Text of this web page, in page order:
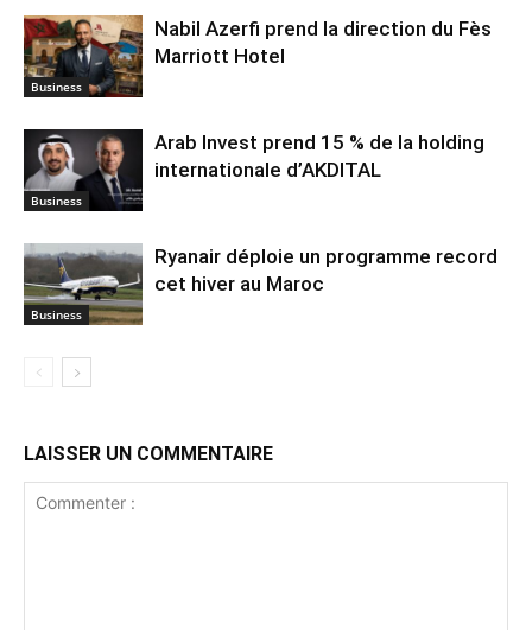
Business
Nabil Azerfi prend la direction du Fès
Marriott Hotel
Business
Arab Invest prend 15 % de la holding
internationale d’AKDITAL
Business
Ryanair déploie un programme record
cet hiver au Maroc
LAISSER UN COMMENTAIRE